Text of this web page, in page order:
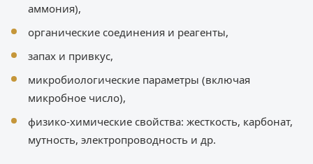
аммония),
органические соединения и реагенты,
запах и привкус,
микробиологические параметры (включая
микробное число),
физико-химические свойства: жесткость, карбонат,
мутность, электропроводность и др.